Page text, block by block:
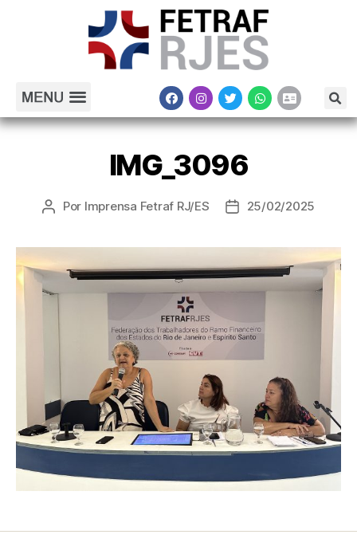
IMG_3096
Por Imprensa Fetraf RJ/ES 25/02/2025